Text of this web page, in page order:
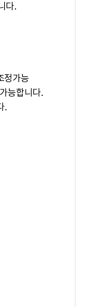
다.
정가능
능합니다.
.